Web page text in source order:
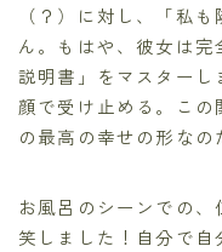
（？）に対し、「私
ん。もはや、彼女は
説明書」をマスター
顔で受け止める。こ
の最高の幸せの形なの
お風呂のシーンでの
笑しました！自分で